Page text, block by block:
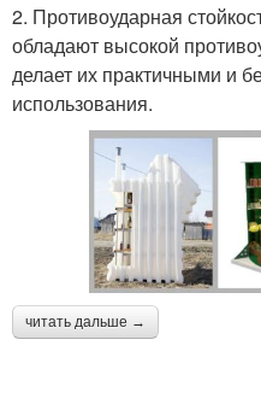
2. Противоударная
обладают высокой
делает их практичными и
использования.
читать дальше →